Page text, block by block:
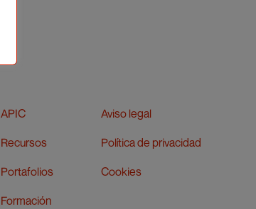
APIC
Recursos
Portafolios
Formación
Aviso legal
Política de privacidad
Cookies